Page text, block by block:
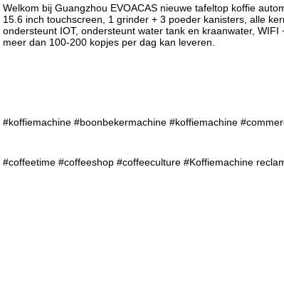
Welkom bij Guangzhou EVOACAS nieuwe tafeltop koffie
15.6 inch touchscreen, 1 grinder + 3 poeder kanisters, alle
ondersteunt IOT, ondersteunt water tank en kraanwater,
meer dan 100-200 kopjes per dag kan leveren.
#koffiemachine #boonbekermachine #koffiemachine
#coffeetime #coffeeshop #coffeeculture #Koffiemachine